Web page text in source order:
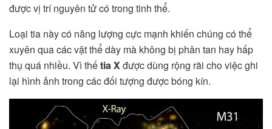
được vị trí nguyên tử có trong tinh thể.
Loại tia này có năng lượng cực mạnh khiến chúng có thể
xuyên qua các vật thể dày mà không bị phân tan hay hấp
thụ quá nhiều. Vì thếtia Xđược dùng rộng rãi cho việc ghi
lại hình ảnh trong các đối tượng được bóng kín.